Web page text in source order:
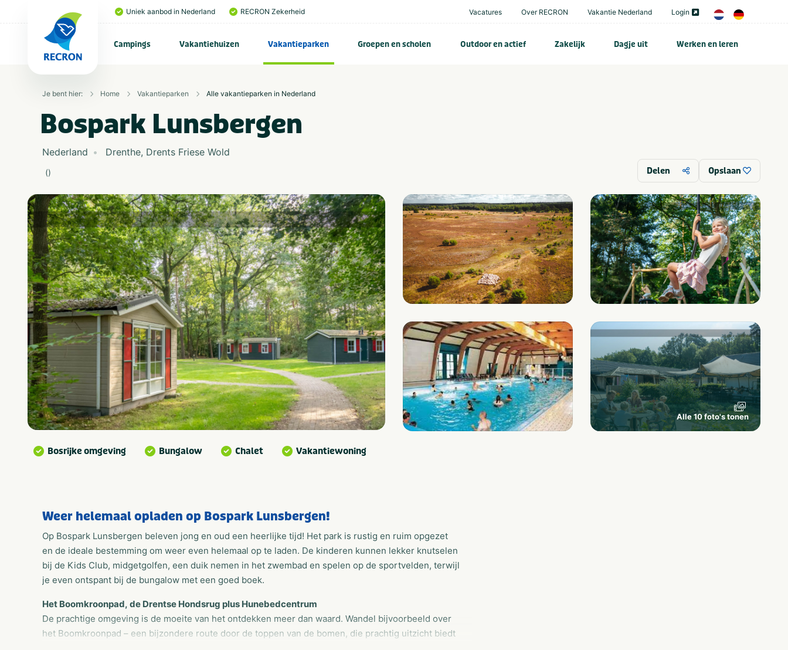
Uniek aanbod in Nederland RECRON Zekerheid Vacatures Over RECRON Vakantie Nederland Login
Campings Vakantiehuizen Vakantieparken Groepen en scholen Outdoor en actief Zakelijk Dagje uit Werken en leren
Je bent hier: Home Vakantieparken Alle vakantieparken in Nederland
Bospark Lunsbergen
Nederland Drenthe, Drents Friese Wold
() Delen Opslaan
Alle 10 foto's tonen
Bosrijke omgeving Bungalow Chalet Vakantiewoning
Weer helemaal opladen op Bospark Lunsbergen!
Op Bospark Lunsbergen beleven jong en oud een heerlijke tijd! Het park is rustig en ruim opgezet
en de ideale bestemming om weer even helemaal op te laden. De kinderen kunnen lekker knutselen
bij de Kids Club, midgetgolfen, een duik nemen in het zwembad en spelen op de sportvelden, terwijl
je even ontspant bij de bungalow met een goed boek.
Het Boomkroonpad, de Drentse Hondsrug plus Hunebedcentrum
De prachtige omgeving is de moeite van het ontdekken meer dan waard. Wandel bijvoorbeeld over
het Boomkroonpad – een bijzondere route door de toppen van de bomen, die prachtig uitzicht biedt